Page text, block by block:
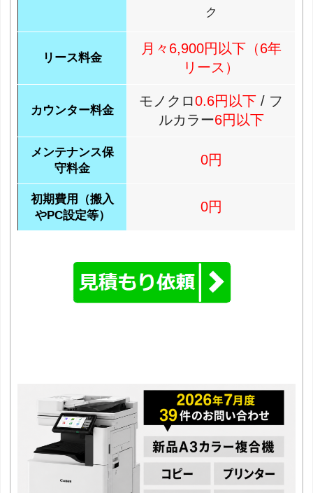
ク
リース料金
月々6,900円以下（6年
リース）
カウンター料金
モノクロ0.6円以下 / フ
ルカラー6円以下
メンテナンス保
守料金
0円
初期費用（搬入
やPC設定等）
0円